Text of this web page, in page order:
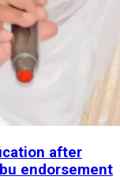
after
endorsement